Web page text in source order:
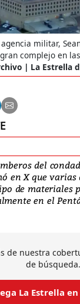
militar,
complejo en
| La Estrella
del
en X que varias
de materiales
en el
de nuestra
de búsqueda.
La Estrella